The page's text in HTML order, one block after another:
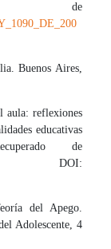
de
Buenos Aires,
aula: reflexiones
educativas
de
del Apego.
Adolescente, 4